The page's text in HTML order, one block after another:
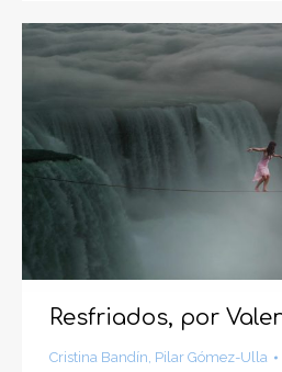
Resfriados, por
Cristina Bandín, Pilar Gómez-Ulla